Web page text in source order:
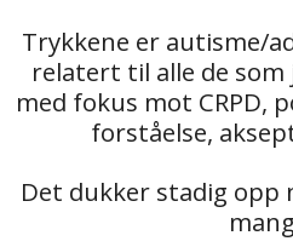
Trykkene er autisme/
relatert til alle de som
med fokus mot CRPD,
forståelse,
Det dukker stadig opp